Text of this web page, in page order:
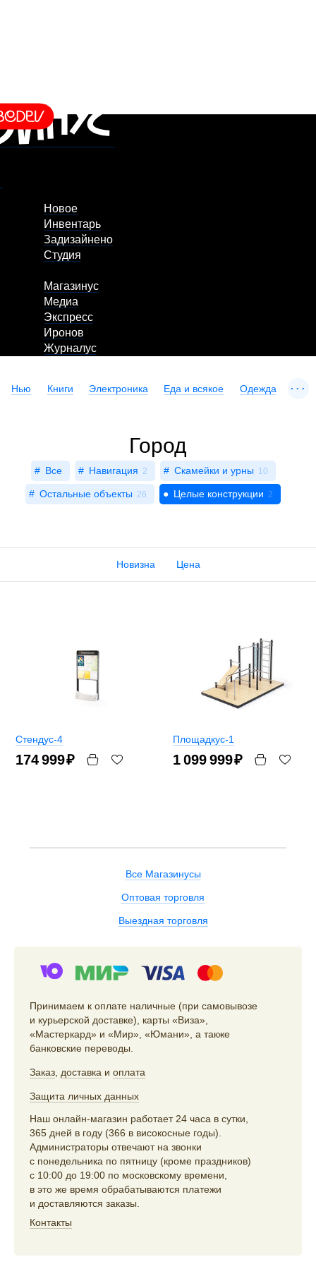
Новое
Инвентарь
Задизайнено
Студия
Магазинус
Медиа
Экспресс
Иронов
Журналус
Нью Книги Электроника Еда и всякое Одежда ...
Город
Все Навигация 2 Скамейки и урны 10
Остальные объекты 26 Целые конструкции 2
Новизна Цена
Стендус-4
174 999₽
Площадкус-1
1 099 999₽
Все Магазинусы
Оптовая торговля
Выездная торговля
Принимаем к оплате наличные (при самовывозе
и курьерской доставке), карты «Виза»,
«Мастеркард» и «Мир», «Юмани», а также
банковские переводы.
Заказ доставка и оплата
Защита личных данных
Наш онлайн-магазин работает 24 часа в сутки,
365 дней в году (366 в високосные годы).
Администраторы отвечают на звонки
с понедельника по пятницу (кроме праздников)
с 10:00 до 19:00 по московскому времени,
в это же время обрабатываются платежи
и доставляются заказы.
Контакты